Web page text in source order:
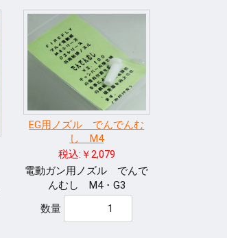
EG用ノズル でんでんむ
し M4
税込:￥2,079
電動ガン用ノズル でんで
んむし M4・G3
数量